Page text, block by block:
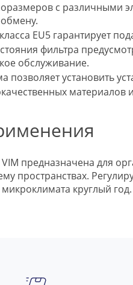
с различными
EU5 гарантирует
фильтра
обслуживание.
позволяет установить
материалов
предназначена для
пространствах.
круглый год.